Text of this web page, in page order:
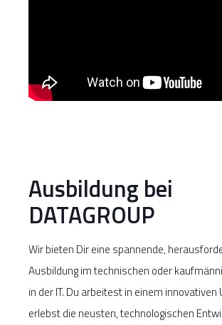
Ausbildung bei
DATAGROUP
Wir bieten Dir eine spannende,
Ausbildung im technischen oder
in der IT. Du arbeitest in einem innovativen
erlebst die neusten, technologischen